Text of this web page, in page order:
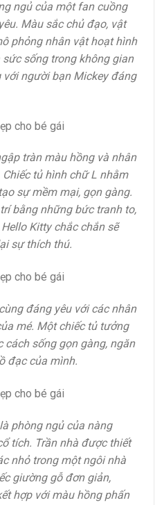
ngủ của một fan cuồng
Màu sắc chủ đạo, vật
phỏng nhân vật hoạt hình
sống trong không gian
với người bạn Mickey đáng
tràn màu hồng và nhân
tủ hình chữ L nhằm
sự mềm mại, gọn gàng.
bằng những bức tranh to,
Kitty chắc chắn sẽ
sự thích thú.
đáng yêu với các nhân
mé. Một chiếc tủ tưởng
cách sống gọn gàng, ngăn
đạc của mình.
phòng ngủ của nàng
tích. Trần nhà được thiết
nhỏ trong một ngôi nhà
giường gỗ đơn giản,
hợp với màu hồng phấn